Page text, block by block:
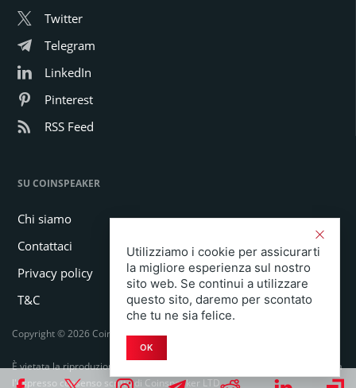
Twitter
Telegram
LinkedIn
Pinterest
RSS Feed
SU COINSPEAKER
Chi siamo
Contattaci
Privacy policy
T&C
Copyright © 2026 Coinspeaker LTD. All rights reserved.
È vietata la riproduzione totale o parziale in qualsiasi forma o mezzo senza
l'espresso consenso scritto di Coinspeaker LTD.
Utilizziamo i cookie per assicurarti
la migliore esperienza sul nostro
sito web. Se continui a utilizzare
questo sito, daremo per scontato
che tu ne sia felice.
OK